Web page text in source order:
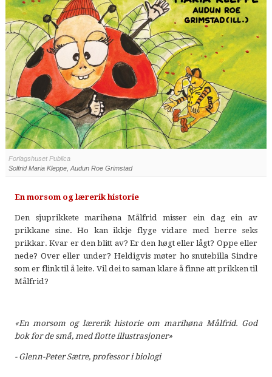
Forlagshuset Publica
Solfrid Maria Kleppe, Audun Roe Grimstad
En morsom og lærerik historie
Den sjuprikkete marihøna Målfrid misser ein dag ein av
prikkane sine. Ho kan ikkje flyge vidare med berre seks
prikkar. Kvar er den blitt av? Er den høgt eller lågt? Oppe eller
nede? Over eller under? Heldigvis møter ho snutebilla Sindre
som er flink til å leite. Vil dei to saman klare å finne att prikken til
Målfrid?
«En morsom og lærerik historie om marihøna Målfrid. God
bok for de små, med flotte illustrasjoner»
-Glenn-Peter Sætre, professor i biologi